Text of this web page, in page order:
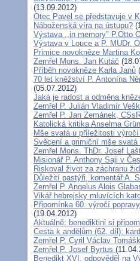
(13.09.2012)
Otec Pavel se představuje v
Náboženská víra na ústupu?
Výstava ,,in memory" P.Otto
Výstava v Louce a P. MUDr.
Primice novokněze Martina
Zemřel Mons. Jan Kutáč
Příběh novokněze Karla Janů
70 let kněžství P. Antonína
(05.07.2012)
Jaká je radost a odměna
Zemřel P. Julián Vladimír
Zemřel P. Jan Zemánek,
Katolická kritika Anselma
Mše svatá u příležitosti
Svěcení a primiční mše
Zemřel Mons. ThDr. Josef
Misionář P. Anthony Saji v
Riskoval život za záchranu
Důležití pastýři, komentář A.
Zemřel P. Angelus Alois
Vikář hebrejsky mluvících
Připomínka 60. výročí
(19.04.2012)
Aktuálně: benediktini si
Cesta k andělům (62. díl):
Zemřel P. Cyril Václav
Zemřel P. Josef Byrtus
Benedikt XVI. odpověděl na